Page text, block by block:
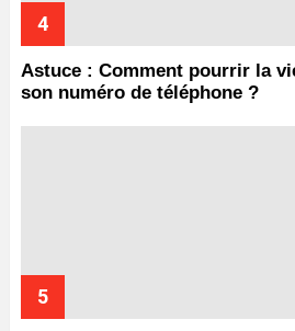
Astuce : Comment pourrir la
son numéro de téléphone ?